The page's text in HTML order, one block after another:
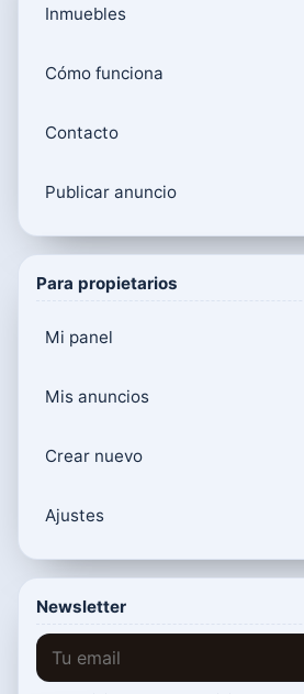
Inmuebles
Cómo funciona
Contacto
Publicar anuncio
Para propietarios
Mi panel
Mis anuncios
Crear nuevo
Ajustes
Newsletter